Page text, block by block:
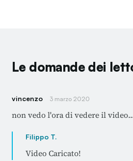
Le domande dei
vincenzo 3 marzo 2020
non vedo l'ora di vedere il
Filippo T.
Video Caricato!